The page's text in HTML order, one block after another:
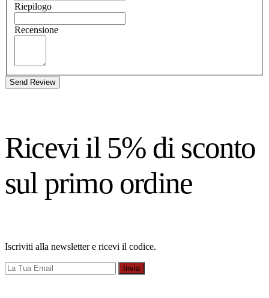
Riepilogo
Recensione
Send Review
Ricevi il 5% di sconto
sul primo ordine
Iscriviti alla newsletter e ricevi il codice.
Invia